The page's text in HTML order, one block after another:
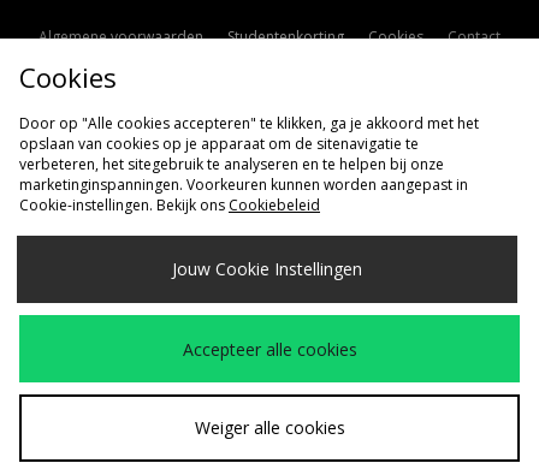
Algemene voorwaarden Studentenkorting Cookies
Contact
Cookie Instellingen
Verzenden Naar
Nederland
Wij accepteren de volgende betaalmethoden
Bezoek onze bedrijfspaginawww.jdplc.com
Cookies
Door op "Alle cookies accepteren" te klikken, ga je akkoord met het
opslaan van cookies op je apparaat om de sitenavigatie te
verbeteren, het sitegebruik te analyseren en te helpen bij onze
marketinginspanningen. Voorkeuren kunnen worden aangepast in
Cookie-instellingen. Bekijk ons Cookiebeleid
Jouw Cookie Instellingen
Accepteer alle cookies
Weiger alle cookies